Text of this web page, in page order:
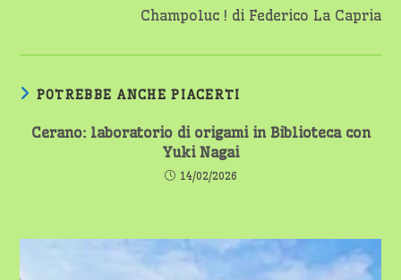
Champoluc ! di Federico La Capria
POTREBBE ANCHE PIACERTI
Cerano: laboratorio di origami in Biblioteca con
Yuki Nagai
14/02/2026